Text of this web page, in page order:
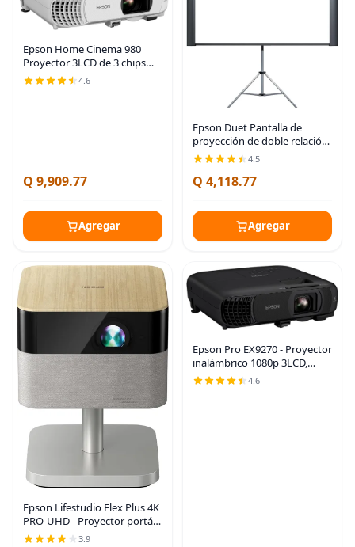
Epson Home Cinema 980
Proyector 3LCD de 3 chips
1080p, 4,000 lúmenes de
4.6
Q 9,909.77
Agregar
Epson Duet Pantalla de
proyección de doble relación
de aspecto de 80 pulgadas
4.5
Q 4,118.77
Agregar
Epson Lifestudio Flex Plus 4K
PRO-UHD - Proyector portátil
de estilo de vida, 1000
3.9
Epson Pro EX9270 - Proyector
inalámbrico 1080p 3LCD,
4,100 lúmenes de color y
brillo blanco, Apple AirPlay,
4.6